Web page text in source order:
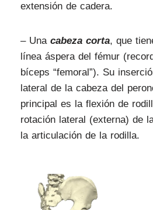
extensión de cadera.
– Una cabeza corta, que
línea áspera del fémur
bíceps “femoral”). Su
lateral de la cabeza del
principal es la flexión de
rotación lateral (externa) de
la articulación de la rodilla.